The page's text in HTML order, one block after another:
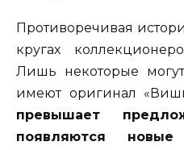
Противоречивая
кругах
Лишь некоторые могут
имеют оригинал
превышает
появляются